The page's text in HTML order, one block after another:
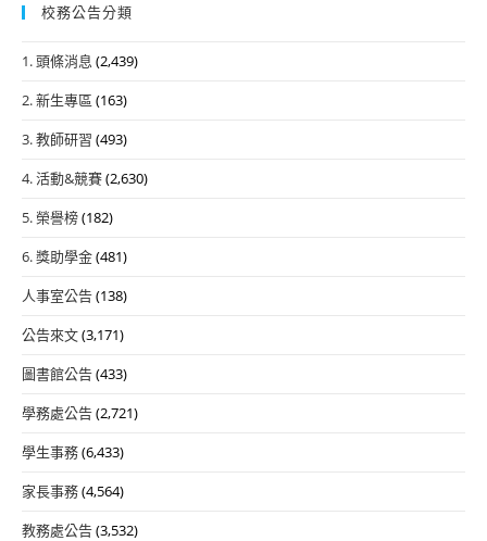
校務公告分類
1. 頭條消息 (2,439)
2. 新生專區 (163)
3. 教師研習 (493)
4. 活動&競賽(2,630)
5. 榮譽榜(182)
6. 獎助學金(481)
人事室公告(138)
公告來文(3,171)
圖書館公告(433)
學務處公告(2,721)
學生事務(6,433)
家長事務(4,564)
教務處公告(3,532)